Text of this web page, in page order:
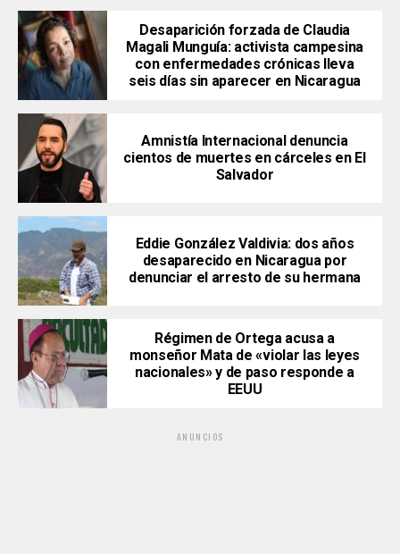
Desaparición forzada de Claudia
Magali Munguía: activista campesina
con enfermedades crónicas lleva
seis días sin aparecer en Nicaragua
Amnistía Internacional denuncia
cientos de muertes en cárceles en El
Salvador
Eddie González Valdivia: dos años
desaparecido en Nicaragua por
denunciar el arresto de su hermana
Régimen de Ortega acusa a
monseñor Mata de «violar las leyes
nacionales» y de paso responde a
EEUU
ANUNCIOS